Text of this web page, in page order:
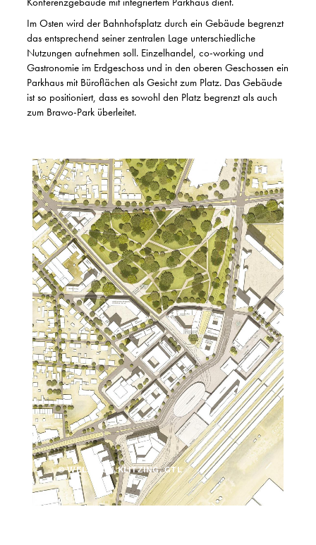
Im Osten wird der Bahnhofsplatz durch ein Gebäude begrenzt
das entsprechend seiner zentralen Lage unterschiedliche
Nutzungen aufnehmen soll. Einzelhandel, co-working und
Gastronomie im Erdgeschoss und in den oberen Geschossen ein
Parkhaus mit Büroflächen als Gesicht zum Platz. Das Gebäude
ist so positioniert, dass es sowohl den Platz begrenzt als auch
zum Brawo-Park überleitet.
© WELP VON KLITZING, GTL